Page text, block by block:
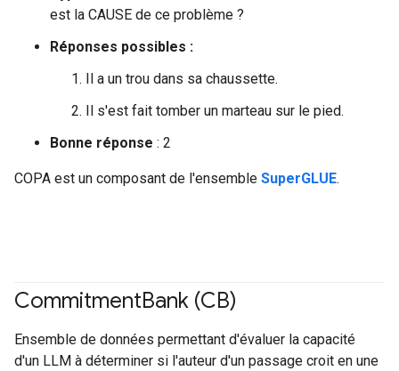
est la CAUSE de ce problème ?
Réponses possibles :
Il a un trou dans sa chaussette.
Il s'est fait tomber un marteau sur le pied.
Bonne réponse : 2
COPA est un composant de l'ensemble SuperGLUE.
CommitmentBank (CB)
Ensemble de données permettant d'évaluer la capacité
d'un LLM à déterminer si l'auteur d'un passage croit en une